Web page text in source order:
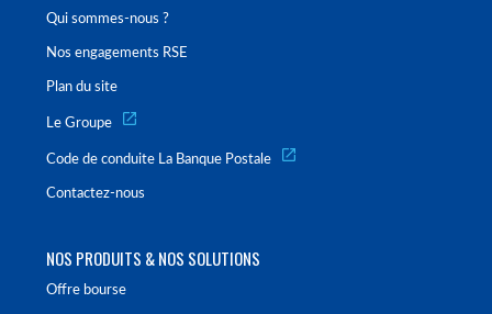
Qui sommes-nous ?
Nos engagements RSE
Plan du site
Le Groupe
Code de conduite La Banque Postale
Contactez-nous
NOS PRODUITS & NOS SOLUTIONS
Offre bourse